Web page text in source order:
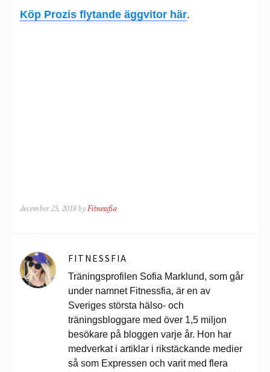
Köp Prozis flytande äggvitor här.
december 25, 2018 byFitnessfia
FITNESSFIA
Träningsprofilen Sofia Marklund, som går
under namnet Fitnessfia, är en av
Sveriges största hälso- och
träningsbloggare med över 1,5 miljon
besökare på bloggen varje år. Hon har
medverkat i artiklar i rikstäckande medier
så som Expressen och varit med flera